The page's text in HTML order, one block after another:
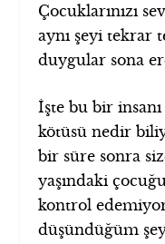
Çocuklarınızı
aynı şeyi tekrar
duygular sona
İşte bu bir
kötüsü nedir
bir süre sonra
yaşındaki
kontrol
düşündüğüm